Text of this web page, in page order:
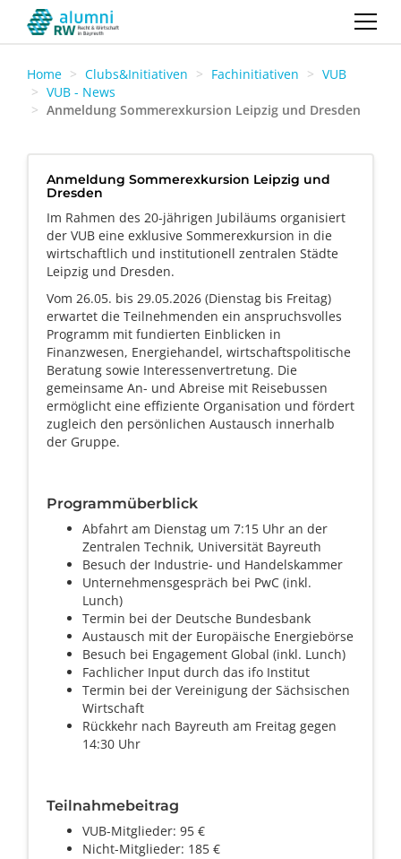
Home Clubs&Initiativen Fachinitiativen
VUB
VUB - News
Anmeldung Sommerexkursion Leipzig und Dresden
Anmeldung Sommerexkursion Leipzig und
Dresden
Im Rahmen des 20-jährigen Jubiläums organisiert
der VUB eine exklusive Sommerexkursion in die
wirtschaftlich und institutionell zentralen Städte
Leipzig und Dresden.
Vom 26.05. bis 29.05.2026 (Dienstag bis Freitag)
erwartet die Teilnehmenden ein anspruchsvolles
Programm mit fundierten Einblicken in
Finanzwesen, Energiehandel, wirtschaftspolitische
Beratung sowie Interessenvertretung. Die
gemeinsame An- und Abreise mit Reisebussen
ermöglicht eine effiziente Organisation und fördert
zugleich den persönlichen Austausch innerhalb
der Gruppe.
Programmüberblick
Abfahrt am Dienstag um 7:15 Uhr an der
Zentralen Technik, Universität Bayreuth
Besuch der Industrie- und Handelskammer
Unternehmensgespräch bei PwC (inkl.
Lunch)
Termin bei der Deutsche Bundesbank
Austausch mit der Europäische Energiebörse
Besuch bei Engagement Global (inkl. Lunch)
Fachlicher Input durch das ifo Institut
Termin bei der Vereinigung der Sächsischen
Wirtschaft
Rückkehr nach Bayreuth am Freitag gegen
14:30 Uhr
Teilnahmebeitrag
VUB-Mitglieder: 95 €
Nicht-Mitglieder: 185 €